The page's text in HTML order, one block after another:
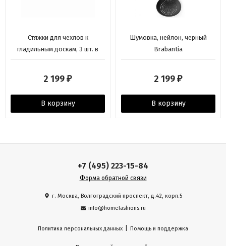
Стяжки для чехлов к
гладильным доскам, 3 шт. в
2 199 ₽
В корзину
Шумовка, нейлон, черный
Brabantia
2 199 ₽
В корзину
+7 (495) 223-15-84
Форма обратной связи
г. Москва, Волгоградский проспект, д.42, корп.5
info@homefashions.ru
Политика персональных данных Помощь и поддержка